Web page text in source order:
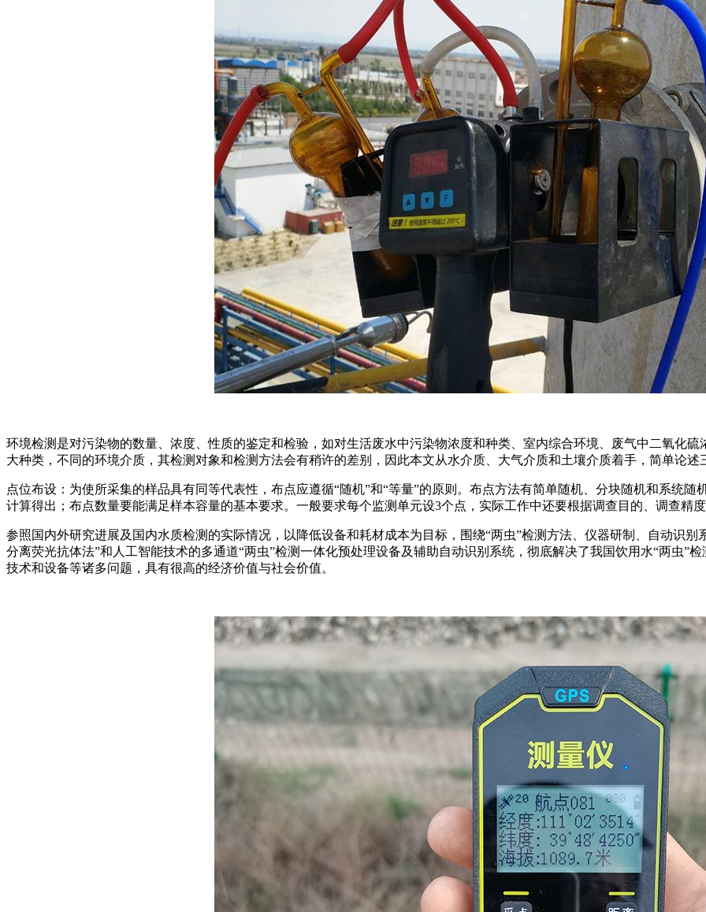
环境检测是对污染物的数量、浓度、性质的鉴定和检验，如对生活废水中污染物浓度和种类、室内综合环境、废气中二氧化
大种类，不同的环境介质，其检测对象和检测方法会有稍许的差别，因此本文从水介质、大气介质和土壤介质着手，简单论
点位布设：为使所采集的样品具有同等代表性，布点应遵循“随机”和“等量”的原则。布点方法有简单随机、分块随机和系统
计算得出；布点数量要能满足样本容量的基本要求。一般要求每个监测单元设3个点，实际工作中还要根据调查目的、调查精
参照国内外研究进展及国内水质检测的实际情况，以降低设备和耗材成本为目标，围绕“两虫”检测方法、仪器研制、自动识
分离荧光抗体法”和人工智能技术的多通道“两虫”检测一体化预处理设备及辅助自动识别系统，彻底解决了我国饮用水“两虫”
技术和设备等诸多问题，具有很高的经济价值与社会价值。